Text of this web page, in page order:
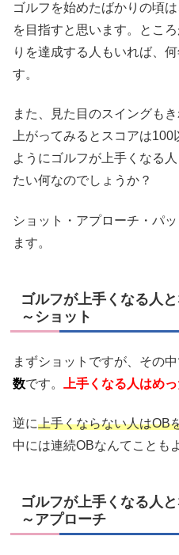
ゴルフを始めたばかりの頃
を目指すと思います。とこ
りを達成する人もいれば、
す。
また、見た目のスイングも
上がってみるとスコアは
ようにゴルフが上手くなる
たい何なのでしょうか？
ショット・アプローチ・パ
ます。
ゴルフが上手くなる人
～ショット
まずショットですが、その
数です。 上手くなる人はめ
逆に上手くならない人はOB
中には連続OBなんてことも
ゴルフが上手くなる人
～アプローチ